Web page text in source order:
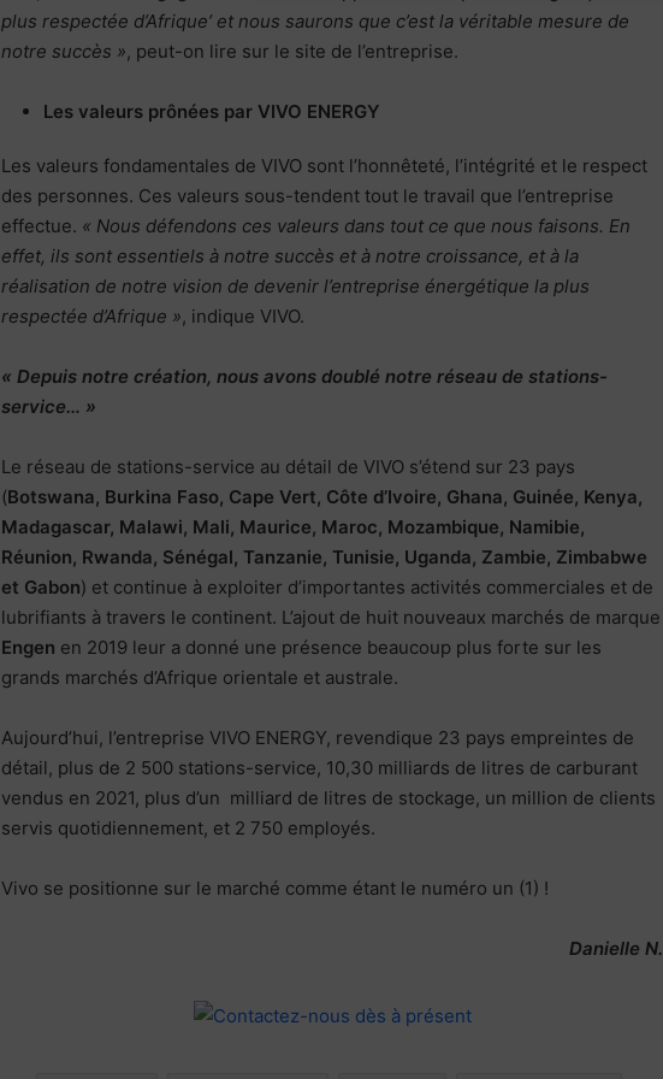
plus respectée d’Afrique’ et nous saurons que c’est la véritable mesure de
notre succès », peut-on lire sur le site de l’entreprise.
Les valeurs prônées par VIVO ENERGY
Les valeurs fondamentales de VIVO sont l’honnêteté, l’intégrité et le respect
des personnes. Ces valeurs sous-tendent tout le travail que l’entreprise
effectue. « Nous défendons ces valeurs dans tout ce que nous faisons. En
effet, ils sont essentiels à notre succès et à notre croissance, et à la
réalisation de notre vision de devenir l’entreprise énergétique la plus
respectée d’Afrique », indique VIVO.
« Depuis notre création, nous avons doublé notre réseau de stations-
service… »
Le réseau de stations-service au détail de VIVO s’étend sur 23 pays
(Botswana, Burkina Faso, Cape Vert, Côte d’Ivoire, Ghana, Guinée, Kenya,
Madagascar, Malawi, Mali, Maurice, Maroc, Mozambique, Namibie,
Réunion, Rwanda, Sénégal, Tanzanie, Tunisie, Uganda, Zambie, Zimbabwe
et Gabon) et continue à exploiter d’importantes activités commerciales et de
lubrifiants à travers le continent. L’ajout de huit nouveaux marchés de marque
Engen en 2019 leur a donné une présence beaucoup plus forte sur les
grands marchés d’Afrique orientale et australe.
Aujourd’hui, l’entreprise VIVO ENERGY, revendique 23 pays empreintes de
détail, plus de 2 500 stations-service, 10,30 milliards de litres de carburant
vendus en 2021, plus d’un milliard de litres de stockage, un million de clients
servis quotidiennement, et 2 750 employés.
Vivo se positionne sur le marché comme étant le numéro un (1) !
Danielle N.